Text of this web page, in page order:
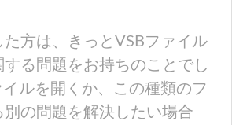
た方は、きっとVSBファイル
る問題をお持ちのことでし
イルを開くか、この種類のフ
別の問題を解決したい場合